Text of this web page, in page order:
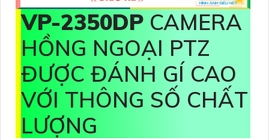
VP-2350DP CAMERA
HỒNG NGOẠI PTZ
ĐƯỢC ĐÁNH GÍ CAO
VỚI THÔNG SỐ CHẤT
LƯỢNG